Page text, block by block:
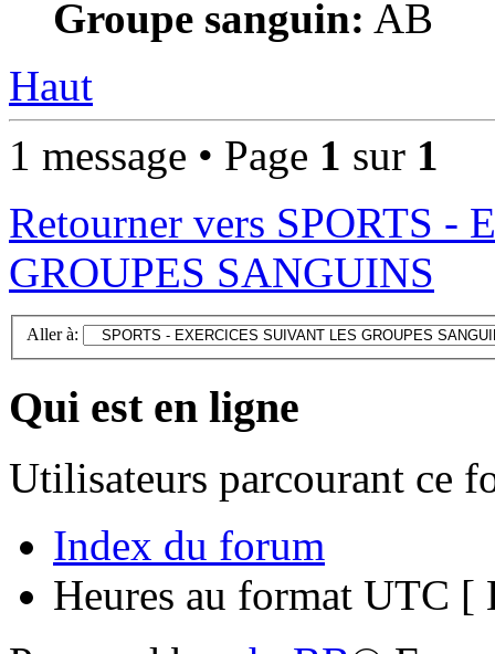
Groupe sanguin: AB
Haut
1 message • Page 1 sur 1
Retourner vers SPORTS -
GROUPES SANGUINS
Aller à:
Qui est en ligne
Utilisateurs parcourant ce
Index du forum
Heures au format UTC [